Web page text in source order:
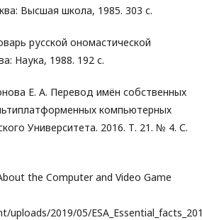
Высшая школа, 1985. 303 с.
русской ономастической
Наука, 1988. 192 с.
Е. А. Перевод имён собственных
компьютерных
Университета. 2016. Т. 21. № 4. С.
the Computer and Video Game
2019/05/